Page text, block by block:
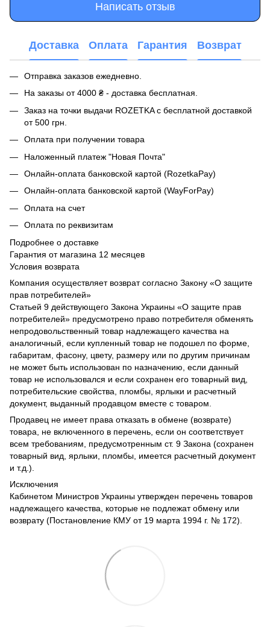
Написать отзыв
Доставка Оплата Гарантия Возврат
Отправка заказов ежедневно.
На заказы от 4000 ₴ - доставка бесплатная.
Заказ на точки выдачи ROZETKA с бесплатной доставкой
от 500 грн.
Оплата при получении товара
Наложенный платеж "Новая Почта"
Онлайн-оплата банковской картой (RozetkaPay)
Онлайн-оплата банковской картой (WayForPay)
Оплата на счет
Оплата по реквизитам
Подробнее о доставке
Гарантия от магазина 12 месяцев
Условия возврата
Компания осуществляет возврат согласно Закону «О защите
прав потребителей»
Статьей 9 действующего Закона Украины «О защите прав
потребителей» предусмотрено право потребителя обменять
непродовольственный товар надлежащего качества на
аналогичный, если купленный товар не подошел по форме,
габаритам, фасону, цвету, размеру или по другим причинам
не может быть использован по назначению, если данный
товар не использовался и если сохранен его товарный вид,
потребительские свойства, пломбы, ярлыки и расчетный
документ, выданный продавцом вместе с товаром.
Продавец не имеет права отказать в обмене (возврате)
товара, не включенного в перечень, если он соответствует
всем требованиям, предусмотренным ст. 9 Закона (сохранен
товарный вид, ярлыки, пломбы, имеется расчетный документ
и т.д.).
Исключения
Кабинетом Министров Украины утвержден перечень товаров
надлежащего качества, которые не подлежат обмену или
возврату (Постановление КМУ от 19 марта 1994 г. № 172).